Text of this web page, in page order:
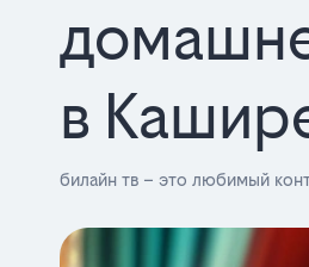
в
билайн тв – это любимый